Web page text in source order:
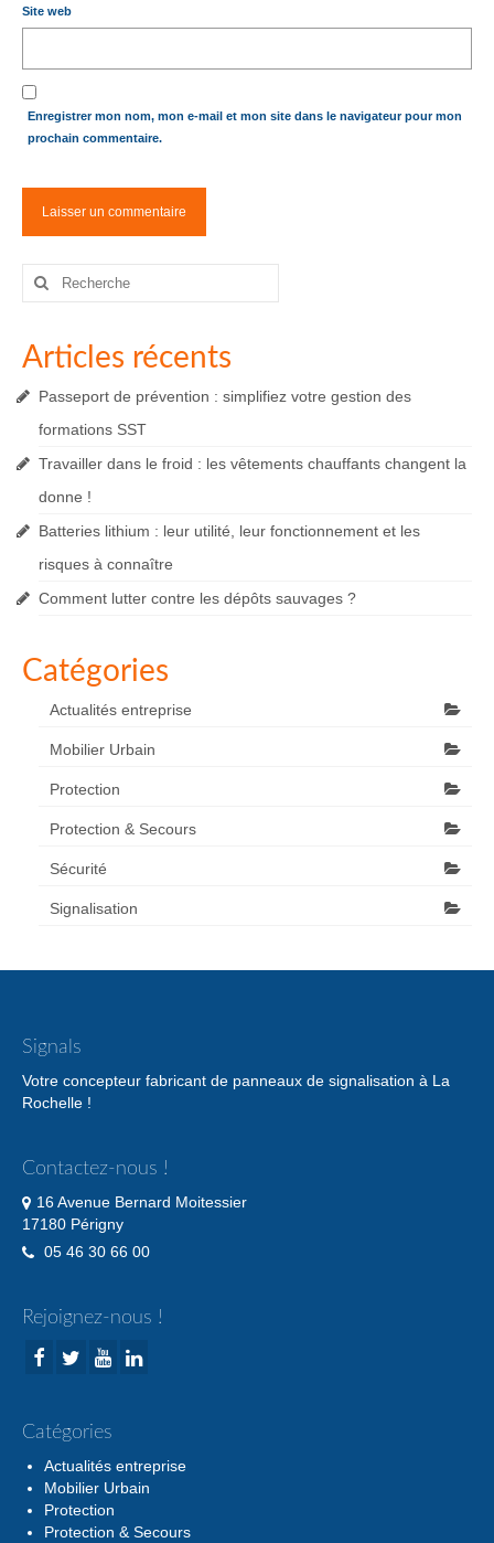
Site web
Enregistrer mon nom, mon e-mail et mon site dans le navigateur pour mon
prochain commentaire.
Rechercher
Articles récents
Passeport de prévention : simplifiez votre gestion des
formations SST
Travailler dans le froid : les vêtements chauffants changent la
donne !
Batteries lithium : leur utilité, leur fonctionnement et les
risques à connaître
Comment lutter contre les dépôts sauvages ?
Catégories
Actualités entreprise
Mobilier Urbain
Protection
Protection & Secours
Sécurité
Signalisation
Signals
Votre concepteur fabricant de panneaux de signalisation à La
Rochelle !
Contactez-nous !
16 Avenue Bernard Moitessier
17180 Périgny
05 46 30 66 00
Rejoignez-nous !
Catégories
Actualités entreprise
Mobilier Urbain
Protection
Protection & Secours